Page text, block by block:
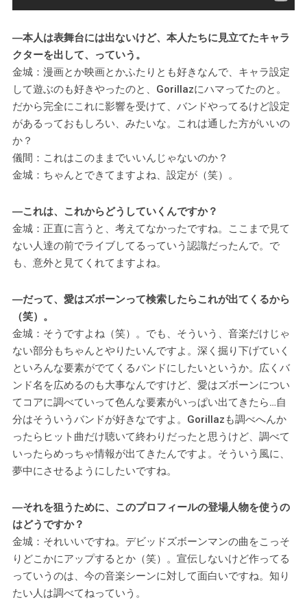
―本人は表舞台には出ないけど、本人たちに見立てたキャラ
クターを出して、っていう。
金城：漫画とか映画とかふたりとも好きなんで、キャラ設定
して遊ぶのも好きやったのと、Gorillazにハマってたのと。
だから完全にこれに影響を受けて、バンドやってるけど設定
があるっておもしろい、みたいな。これは通した方がいいの
か？
儀間：これはこのままでいいんじゃないのか？
金城：ちゃんとできてますよね、設定が（笑）。
―これは、これからどうしていくんですか？
金城：正直に言うと、考えてなかったですね。ここまで見て
ない人達の前でライブしてるっていう認識だったんで。で
も、意外と見てくれてますよね。
―だって、愛はズボーンって検索したらこれが出てくるから
（笑）。
金城：そうですよね（笑）。でも、そういう、音楽だけじゃ
ない部分もちゃんとやりたいんですよ。深く掘り下げていく
といろんな要素がでてくるバンドにしたいというか。広くバ
ンド名を広めるのも大事なんですけど、愛はズボーンについ
てコアに調べていって色んな要素がいっぱい出てきたら…自
分はそういうバンドが好きなですよ。Gorillazも調べへんか
ったらヒット曲だけ聴いて終わりだったと思うけど、調べて
いったらめっちゃ情報が出てきたんですよ。そういう風に、
夢中にさせるようにしたいですね。
―それを狙うために、このプロフィールの登場人物を使うの
はどうですか？
金城：それいいですね。デビッドズボーンマンの曲をこっそ
りどこかにアップするとか（笑）。宣伝しないけど作ってる
っていうのは、今の音楽シーンに対して面白いですね。知り
たい人は調べてねっていう。